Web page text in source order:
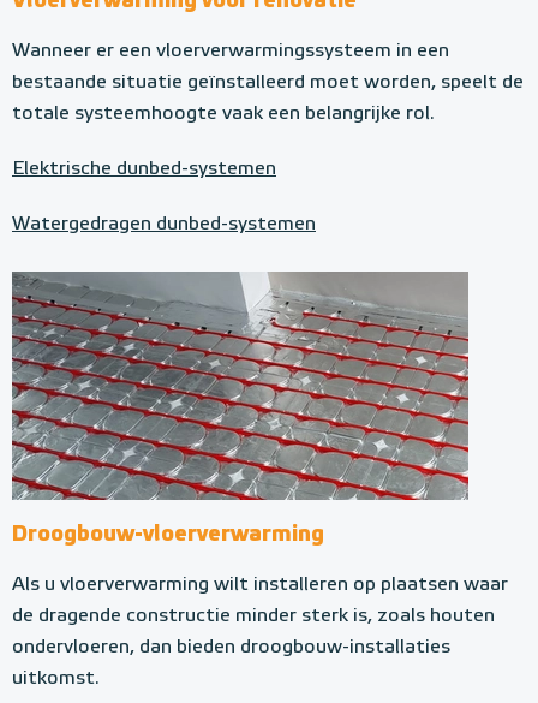
Wanneer er een vloerverwarmingssysteem in een
bestaande situatie geïnstalleerd moet worden, speelt de
totale systeemhoogte vaak een belangrijke rol.
Elektrische dunbed-systemen
Watergedragen dunbed-systemen
Droogbouw-vloerverwarming
Als u vloerverwarming wilt installeren op plaatsen waar
de dragende constructie minder sterk is, zoals houten
ondervloeren, dan bieden droogbouw-installaties
uitkomst.